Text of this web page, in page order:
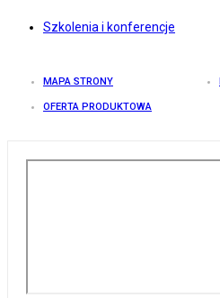
Szkolenia i konferencje
MAPA STRONY
OFERTA PRODUKTOWA